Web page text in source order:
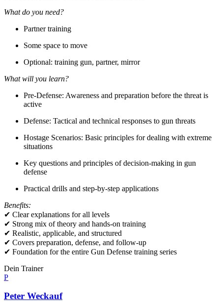
What do you need?
Partner training
Some space to move
Optional: training gun, partner, mirror
What will you learn?
Pre-Defense: Awareness and preparation before the threat is
active
Defense: Tactical and technical responses to gun threats
Hostage Scenarios: Basic principles for dealing with extreme
situations
Key questions and principles of decision-making in gun
defense
Practical drills and step-by-step applications
Benefits:
✔ Clear explanations for all levels
✔ Strong mix of theory and hands-on training
✔ Realistic, applicable, and structured
✔ Covers preparation, defense, and follow-up
✔ Foundation for the entire Gun Defense training series
Dein Trainer
P
Peter Weckauf